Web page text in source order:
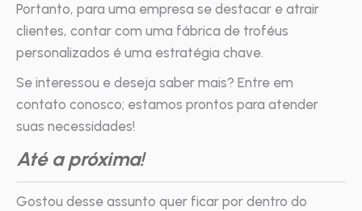
Portanto, para uma empresa se destacar e atrair
clientes, contar com uma fábrica de troféus
personalizados é uma estratégia chave.
Se interessou e deseja saber mais? Entre em
contato conosco; estamos prontos para atender
suas necessidades!
Até a próxima!
Gostou desse assunto quer ficar por dentro do